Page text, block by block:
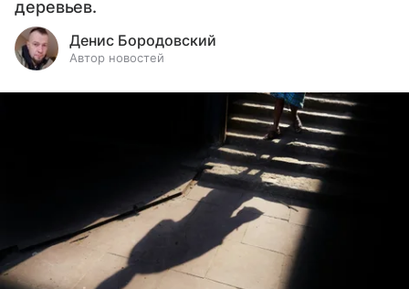
деревьев.
Денис Бородовский
Автор новостей